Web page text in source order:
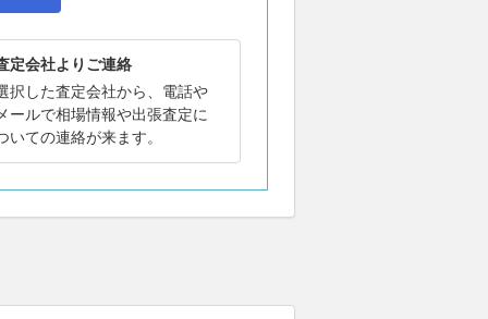
定会社よりご連絡
択した査定会社から、電話や
ールで相場情報や出張査定に
いての連絡が来ます。